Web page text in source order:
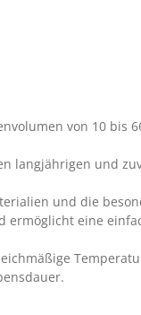
von 10 bis
langjährigen und
und die
ermöglicht eine